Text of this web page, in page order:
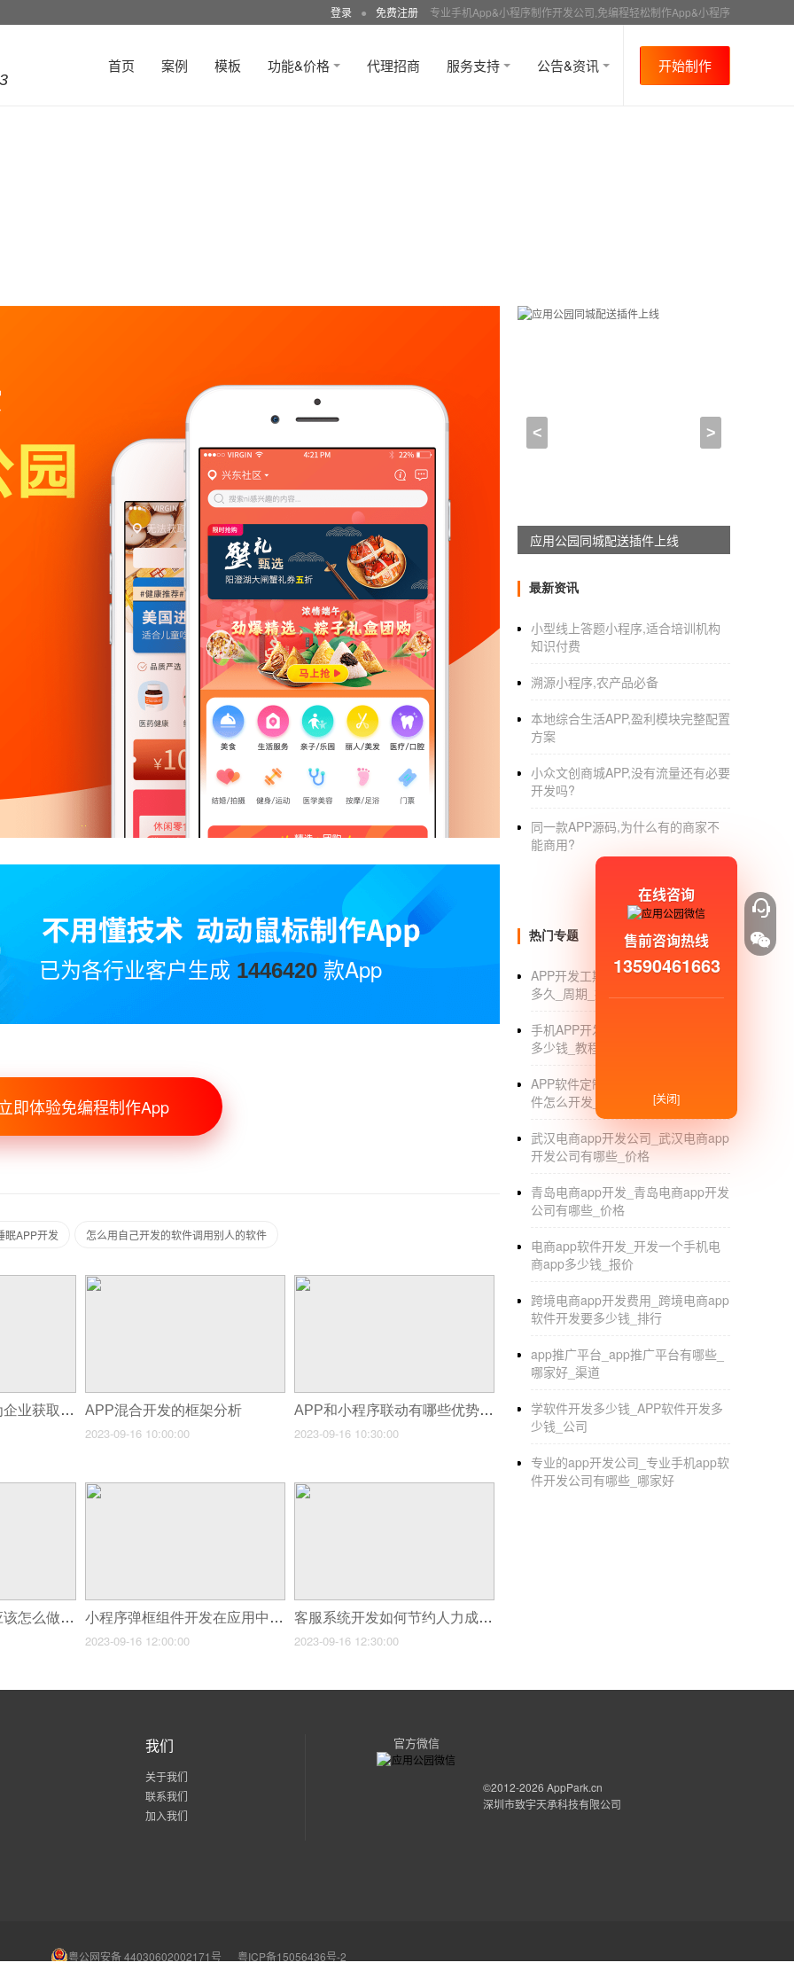
登录 ● 免费注册 专业手机App&小程序制作开发公司,免编程轻松制作App&小程序
首页 案例 模板 功能&价格 代理招商 服务支持 公告&资讯 开始制作
2021-03-06 10:45:00
1、APP开发制作后上架，供用户使用，这并
般来讲都是与APP的开发公司继续合作，因
司合作，那么需要磨合一段时间才行。
2、如果在APP的日常运营中，有技术上的问
上是技术上的，如果涉及到开发方面的问题
3、免费指导操作，一些APP的应用或者是
APP的内容有关系，那么开发完成后，开发
教大家如何辨别真正有实力的
1、要看这家APP开发公司当前的规模，好的
体的实力。
而不是来听讲关于APP开发的知识的，
3、一定要看这家APP开发公司实施过的案
确实毫无长处。
舞蹈学习APP开发 在线跟着学习舞蹈
随着社会的发展和生活水平的提高，很多人
人技能学习的优选，但是自学舞蹈有一定的
们的视野中。人们通过舞蹈学习APP就可以
舞蹈学习APP开发有哪些基础功能?
1、舞蹈资讯展示：在舞蹈学习APP首页，
蹈奠定良好的基础，也能方便用户深入了解舞
浏览，若是用户有特定需求，也能直接在线
4、用户在线交流：平台也会为用户建立舞蹈
验的用户也会根据问题做出一定的回答。
5、视频缓存：用户要是看到自己习惯的舞蹈
6、寻找舞伴：如果是跳交谊舞、踢踏舞以及
身高等因素来考虑，直到找到自己合适的舞伴
深圳智能睡眠App开发提高用户睡眠
已为各行业客户生成 1446420 款App
即体验免编程制作App
眠APP开发 怎么用自己开发的软件调用别人的软件
拓客应用软件如何为企业获取更多资源？ APP混合开发的框架分析
2023-09-16 10:00:00
APP和小程序联动有哪些优势？
2023-09-16 10:30:00
股票交易软件开发应该怎么做？ 小程序弹框组件开发在应用中的作用
2023-09-16 12:00:00
客服系统开发如何节约人力成本？
2023-09-16 12:30:00
< >
应用公园同城配送插件上线
最新资讯
小型线上答题小程序,适合培训机构
知识付费
溯源小程序,农产品必备
本地综合生活APP,盈利模块完整配置
方案
小众文创商城APP,没有流量还有必要
开发吗?
同一款APP源码,为什么有的商家不
能商用?
热门专题
APP开发工期_开发一个安卓APP要
多久_周期_报价
手机APP开发_手机APP软件开发要
多少钱_教程_工具_流程_公司
APP软件定制开发公司_APP定制软
件怎么开发_外包公司
武汉电商app开发公司_武汉电商app
开发公司有哪些_价格
青岛电商app开发_青岛电商app开发
公司有哪些_价格
电商app软件开发_开发一个手机电
商app多少钱_报价
跨境电商app开发费用_跨境电商app
软件开发要多少钱_排行
app推广平台_app推广平台有哪些_
哪家好_渠道
学软件开发多少钱_APP软件开发多
少钱_公司
专业的app开发公司_专业手机app软
件开发公司有哪些_哪家好
我们
关于我们
联系我们
加入我们
官方微信
©2012-2026 AppPark.cn
深圳市致宇天承科技有限公司
粤公网安备 44030602002171号 粤ICP备15056436号-2
在线咨询
售前咨询热线
13590461663
[关闭]